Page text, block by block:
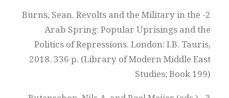
2- Burns, Sean. Revolts and the Military in the
Arab Spring: Popular Uprisings and the
Politics of Repressions. London: I.B. Tauris,
2018. 336 p. (Library of Modern Middle East
Studies; Book 199)